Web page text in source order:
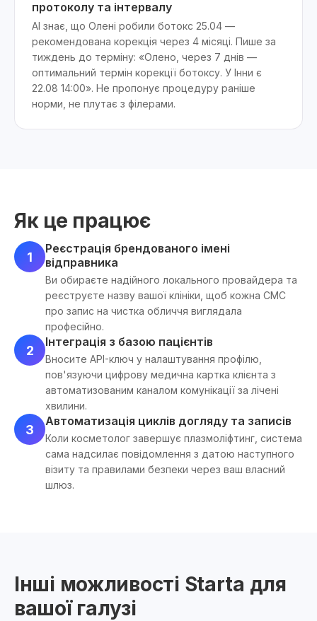
протоколу та інтервалу
AI знає, що Олені робили ботокс 25.04 —
рекомендована корекція через 4 місяці. Пише за
тиждень до терміну: «Олено, через 7 днів —
оптимальний термін корекції ботоксу. У Інни є
22.08 14:00». Не пропонує процедуру раніше
норми, не плутає з філерами.
Як це працює
1
Реєстрація брендованого імені
відправника
Ви обираєте надійного локального провайдера та
реєструєте назву вашої клініки, щоб кожна СМС
про запис на чистка обличчя виглядала
професійно.
2
Інтеграція з базою пацієнтів
Вносите API-ключ у налаштування профілю,
пов'язуючи цифрову медична картка клієнта з
автоматизованим каналом комунікації за лічені
хвилини.
3
Автоматизація циклів догляду та записів
Коли косметолог завершує плазмоліфтинг, система
сама надсилає повідомлення з датою наступного
візиту та правилами безпеки через ваш власний
шлюз.
Інші можливості Starta для
вашої галузі